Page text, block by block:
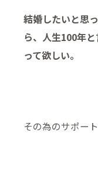
結婚したいと思
ら、人生100年
って欲しい。
その為のサポー